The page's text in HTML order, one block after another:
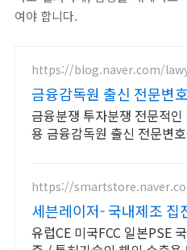
여야 합니다.
https://blog.naver.com/
금융감독원 출신 전문변
금융분쟁 투자분쟁 전문적인
용 금융감독원 출신 전문변
전문가협업가능
https://
세븐레이저- 국내제조 집
토어 (만점)리뷰 확인하기
유럽CE 미국FCC 일본PSE